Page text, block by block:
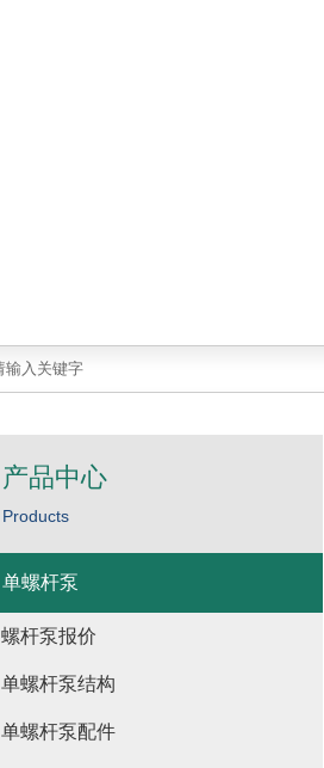
产品中心
Products
单螺杆泵
螺杆泵报价
单螺杆泵结构
单螺杆泵配件